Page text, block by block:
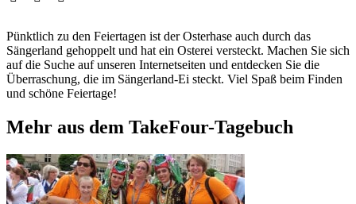
Pünktlich zu den Feiertagen ist der Osterhase auch durch das
Sängerland gehoppelt und hat ein Osterei versteckt. Machen Sie sich
auf die Suche auf unseren Internetseiten und entdecken Sie die
Überraschung, die im Sängerland-Ei steckt. Viel Spaß beim Finden
und schöne Feiertage!
Mehr aus dem TakeFour-Tagebuch